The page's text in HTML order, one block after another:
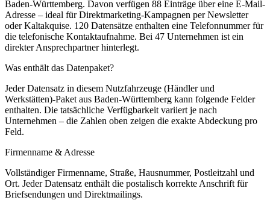
Baden-Württemberg. Davon verfügen 88 Einträge über eine E-Mail-
Adresse – ideal für Direktmarketing-Kampagnen per Newsletter
oder Kaltakquise. 120 Datensätze enthalten eine Telefonnummer für
die telefonische Kontaktaufnahme. Bei 47 Unternehmen ist ein
direkter Ansprechpartner hinterlegt.
Was enthält das Datenpaket?
Jeder Datensatz in diesem Nutzfahrzeuge (Händler und
Werkstätten)-Paket aus Baden-Württemberg kann folgende Felder
enthalten. Die tatsächliche Verfügbarkeit variiert je nach
Unternehmen – die Zahlen oben zeigen die exakte Abdeckung pro
Feld.
Firmenname & Adresse
Vollständiger Firmenname, Straße, Hausnummer, Postleitzahl und
Ort. Jeder Datensatz enthält die postalisch korrekte Anschrift für
Briefsendungen und Direktmailings.